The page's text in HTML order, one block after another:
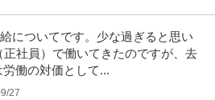
についてです。少な過ぎると思い
正社員）で働いてきたのですが、去
働の対価として...
27